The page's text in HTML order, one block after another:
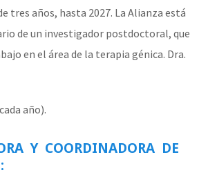
tres años, hasta 2027. La Alianza está
de un investigador postdoctoral, que
en el área de la terapia génica. Dra.
año).
Y COORDINADORA DE